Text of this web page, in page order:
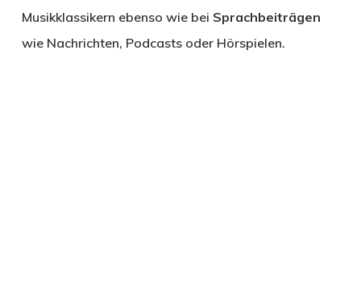
Musikklassikern ebenso wie bei Sprachbeiträgen
wie Nachrichten, Podcasts oder Hörspielen.